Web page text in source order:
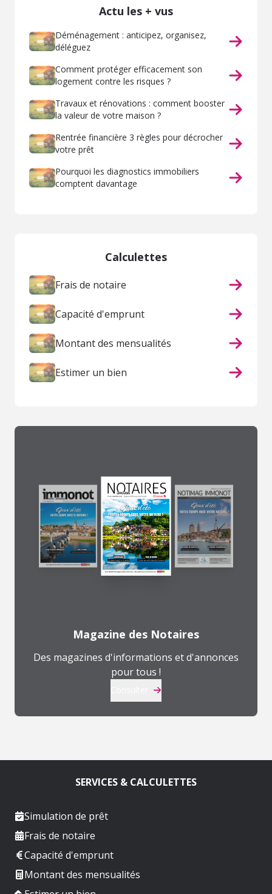
Actu les + vus
Déménagement : anticipez, organisez,
déléguez
Comment protéger efficacement son
logement contre les risques ?
Travaux et rénovations : comment booster
la valeur de votre maison ?
Rentrée financière 3 règles pour décrocher
votre prêt
Pourquoi les diagnostics immobiliers
comptent davantage
Calculettes
Frais de notaire
Capacité d'emprunt
Montant des mensualités
Estimer un bien
Magazine des Notaires
Des magazines d'informations et d'annonces
pour tous !
SERVICES & CALCULETTES
Simulation de prêt
Frais de notaire
Capacité d'emprunt
Montant des mensualités